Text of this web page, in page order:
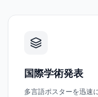
国際学術発表
多言語ポスターを迅速